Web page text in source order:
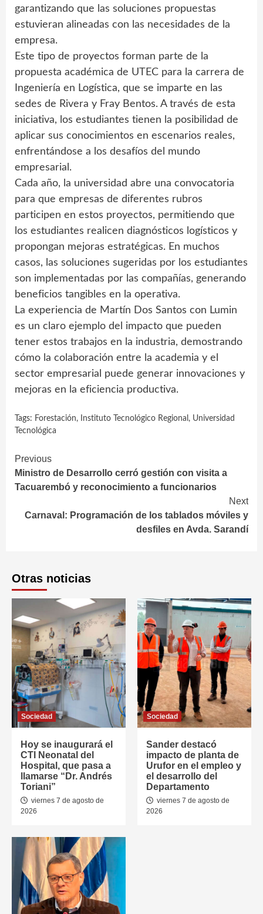
garantizando que las soluciones propuestas
estuvieran alineadas con las necesidades de la
empresa.
Este tipo de proyectos forman parte de la
propuesta académica de UTEC para la carrera de
Ingeniería en Logística, que se imparte en las
sedes de Rivera y Fray Bentos. A través de esta
iniciativa, los estudiantes tienen la posibilidad de
aplicar sus conocimientos en escenarios reales,
enfrentándose a los desafíos del mundo
empresarial.
Cada año, la universidad abre una convocatoria
para que empresas de diferentes rubros
participen en estos proyectos, permitiendo que
los estudiantes realicen diagnósticos logísticos y
propongan mejoras estratégicas. En muchos
casos, las soluciones sugeridas por los estudiantes
son implementadas por las compañías, generando
beneficios tangibles en la operativa.
La experiencia de Martín Dos Santos con Lumin
es un claro ejemplo del impacto que pueden
tener estos trabajos en la industria, demostrando
cómo la colaboración entre la academia y el
sector empresarial puede generar innovaciones y
mejoras en la eficiencia productiva.
Tags: Forestación, Instituto Tecnológico Regional , Universidad
Tecnológica
Continue
Reading
Previous
Ministro de Desarrollo cerró gestión con visita a
Tacuarembó y reconocimiento a funcionarios
Next
Carnaval: Programación de los tablados móviles y
desfiles en Avda. Sarandí
Otras noticias
Sociedad
Hoy se inaugurará el
CTI Neonatal del
Hospital, que pasa a
llamarse “Dr. Andrés
Toriani”
viernes 7 de agosto de
2026
Sociedad
Sander destacó
impacto de planta de
Urufor en el empleo y
el desarrollo del
Departamento
viernes 7 de agosto de
2026